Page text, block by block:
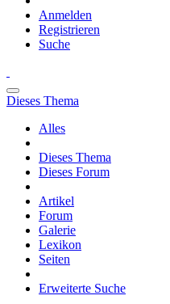
Anmelden
Registrieren
Suche
Dieses Thema
Alles
Dieses Thema
Dieses Forum
Artikel
Forum
Galerie
Lexikon
Seiten
Erweiterte Suche